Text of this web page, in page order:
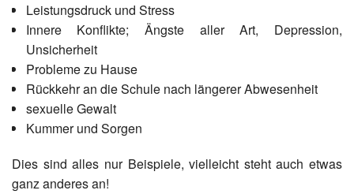
Leistungsdruck und Stress
Innere Konflikte; Ängste aller Art, Depression,
Unsicherheit
Probleme zu Hause
Rückkehr an die Schule nach längerer Abwesenheit
sexuelle Gewalt
Kummer und Sorgen
Dies sind alles nur Beispiele, vielleicht steht auch etwas
ganz anderes an!